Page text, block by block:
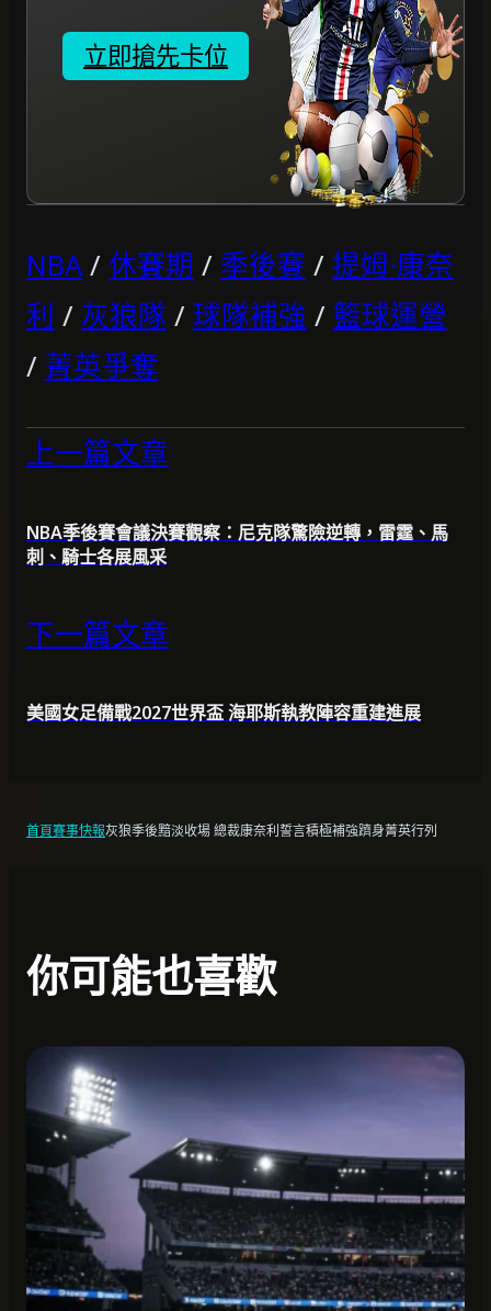
立即搶先卡位
NBA/ 休賽期 / 季後賽 / 提姆·康奈
利 / 灰狼隊 / 球隊補強 / 籃球運營
/ 菁英爭奪
上一篇文章
NBA季後賽會議決賽觀察：尼克隊驚險逆轉，雷霆、馬
刺、騎士各展風采
下一篇文章
美國女足備戰2027世界盃 海耶斯執教陣容重建進展
首頁賽事快報灰狼季後黯淡收場 總裁康奈利誓言積極補強躋身菁英行列
你可能也喜歡